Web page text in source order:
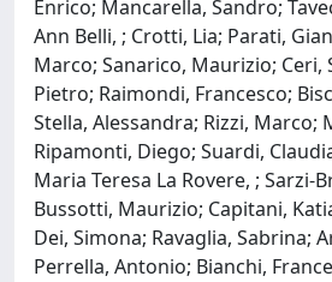
Enrico; Mancarella, Sandro;
Ann Belli, ; Crotti, Lia; Parati,
Marco; Sanarico, Maurizio; Ceri,
Pietro; Raimondi, Francesco;
Stella, Alessandra; Rizzi, Marco;
Ripamonti, Diego; Suardi,
Maria Teresa La Rovere, ; Sarzi-
Bussotti, Maurizio; Capitani,
Dei, Simona; Ravaglia, Sabrina;
Perrella, Antonio; Bianchi,